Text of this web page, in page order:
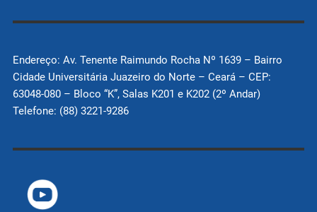
Endereço: Av. Tenente Raimundo Rocha Nº 1639 – Bairro
Cidade Universitária Juazeiro do Norte – Ceará – CEP:
63048-080 – Bloco “K”, Salas K201 e K202 (2º Andar)
Telefone: (88) 3221-9286